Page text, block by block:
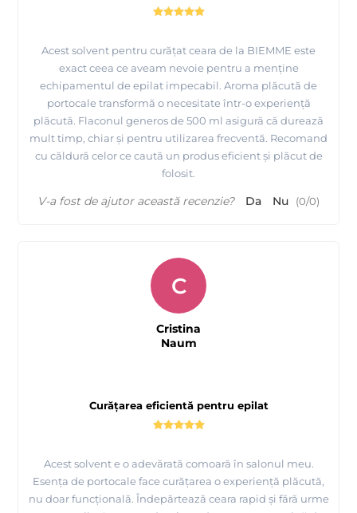
Acest solvent pentru curățat ceara de la BIEMME este
exact ceea ce aveam nevoie pentru a menține
echipamentul de epilat impecabil. Aroma plăcută de
portocale transformă o necesitate într-o experiență
plăcută. Flaconul generos de 500 ml asigură că durează
mult timp, chiar și pentru utilizarea frecventă. Recomand
cu căldură celor ce caută un produs eficient și plăcut de
folosit.
V-a fost de ajutor această recenzie? Da Nu (0/0)
Curățarea eficientă pentru epilat
Acest solvent e o adevărată comoară în salonul meu.
Esența de portocale face curățarea o experiență plăcută,
nu doar funcțională. Îndepărtează ceara rapid și fără urme
C
Cristina
Naum